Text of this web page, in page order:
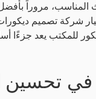
المناسب، مروراً
شركة تصميم
للمكتب يعد جزءًا
تحسين